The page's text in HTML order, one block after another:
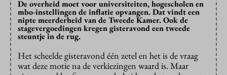
De overheid moet voor universiteiten, hogescholen en
mbo-instellingen de inflatie opvangen. Dat vindt een
nipte meerderheid van de Tweede Kamer. Ook de
stagevergoedingen kregen gisteravond een tweede
steuntje in de rug.
Het scheelde gisteravond één zetel en het is de vraag
wat deze motie na de verkiezingen waard is. Maar